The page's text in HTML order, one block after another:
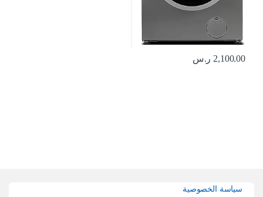
2,100.00 ر.س
سياسة الخصوصية